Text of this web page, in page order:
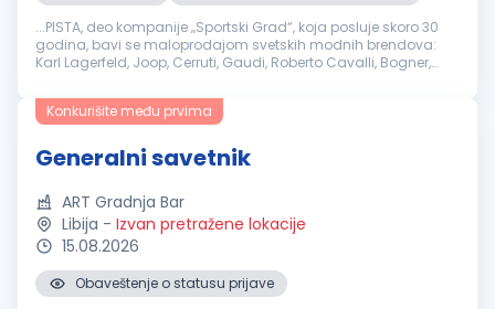
...PISTA, deo kompanije „Sportski Grad“, koja posluje skoro 30
godina, bavi se maloprodajom svetskih modnih brendova:
Karl Lagerfeld, Joop, Cerruti, Gaudi, Roberto Cavalli, Bogner,
Konkurišite među prvima
Generalni savetnik
ART Gradnja Bar
Libija - Izvan pretražene lokacije
15.08.2026
Obaveštenje o statusu prijave